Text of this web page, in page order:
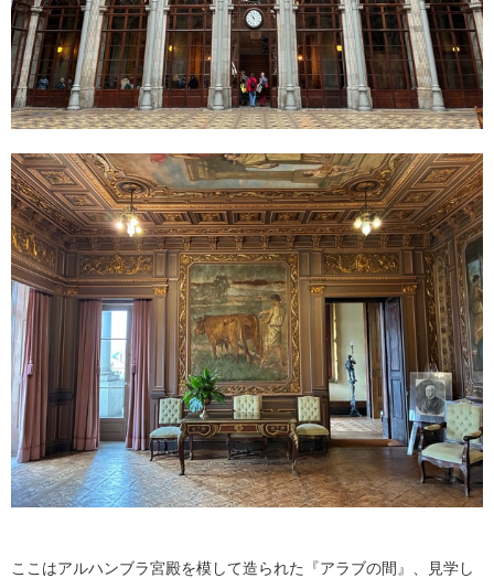
ここはアルハンブラ宮殿を模して造られた『アラブの間』、見学し